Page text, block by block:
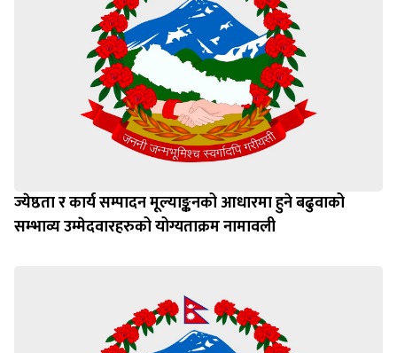
ज्येष्ठता र कार्य सम्पादन मूल्याङ्कनको आधारमा हुने बढुवाको
सम्भाव्य उम्मेदवारहरुको योग्यताक्रम नामावली